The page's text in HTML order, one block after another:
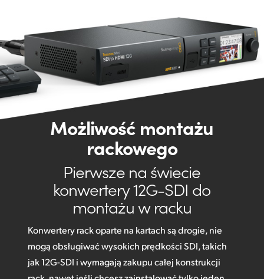
Możliwość montażu
rackowego
Pierwsze na świecie
konwertery 12G-SDI do
montażu w racku
Konwertery rack oparte na kartach są drogie, nie
mogą obsługiwać wysokich prędkości SDI, takich
jak 12G-SDI i wymagają zakupu całej konstrukcji